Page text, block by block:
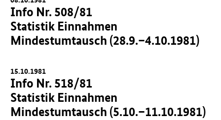
Info Nr. 508/81
Statistik Einnahmen
Mindestumtausch (28.9.–4.10.1981)
15.10.1981
Info Nr. 518/81
Statistik Einnahmen
Mindestumtausch (5.10.–11.10.1981)